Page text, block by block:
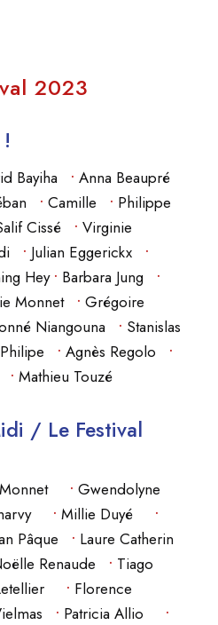
2023
Bayiha • Anna Beaupré
• Camille • Philippe
Cissé • Virginie
• Julian Eggerickx •
Hey • Barbara Jung •
Monnet • Grégoire
Niangouna • Stanislas
• Agnès Regolo •
• Mathieu Touzé
/ Le Festival
Monnet • Gwendolyne
• Millie Duyé •
Pâque • Laure Catherin
Renaude • Tiago
• Florence
• Patricia Allio •